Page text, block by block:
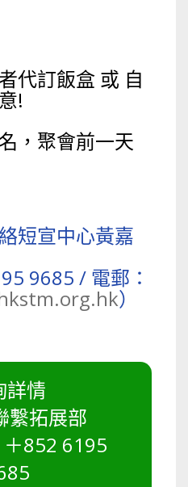
代訂飯盒 或 自
!
，聚會前一天
短宣中心黃嘉
9685 / 電郵：
）
詳情
繫拓展部
852 6195